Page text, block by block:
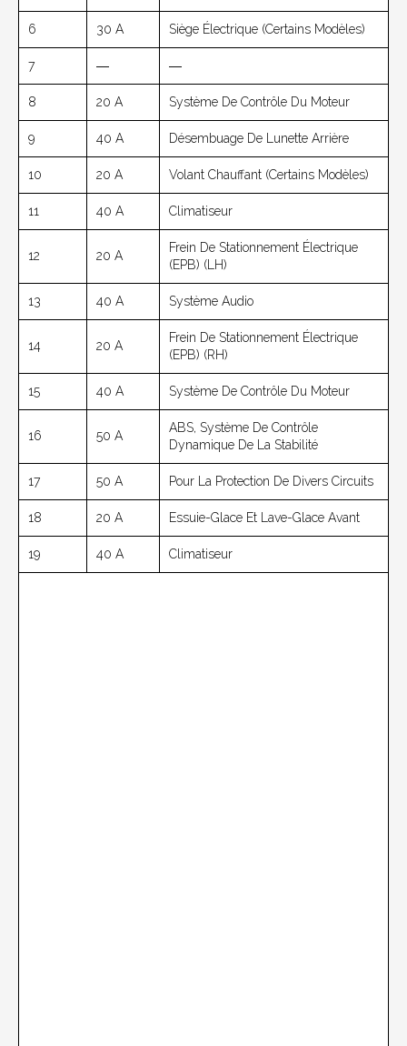
6 30 A Siège Électrique (Certains Modèles)
7 ― ―
8 20 A Système De Contrôle Du Moteur
9 40 A Désembuage De Lunette Arrière
10 20 A Volant Chauffant (Certains Modèles)
11 40 A Climatiseur
12 20 A
Frein De Stationnement Électrique
(EPB) (LH)
13 40 A Système Audio
14 20 A
Frein De Stationnement Électrique
(EPB) (RH)
15 40 A Système De Contrôle Du Moteur
16 50 A
ABS, Système De Contrôle
Dynamique De La Stabilité
17 50 A Pour La Protection De Divers Circuits
18 20 A Essuie-Glace Et Lave-Glace Avant
19 40 A Climatiseur